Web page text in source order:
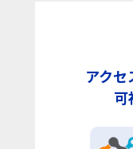
アク
可